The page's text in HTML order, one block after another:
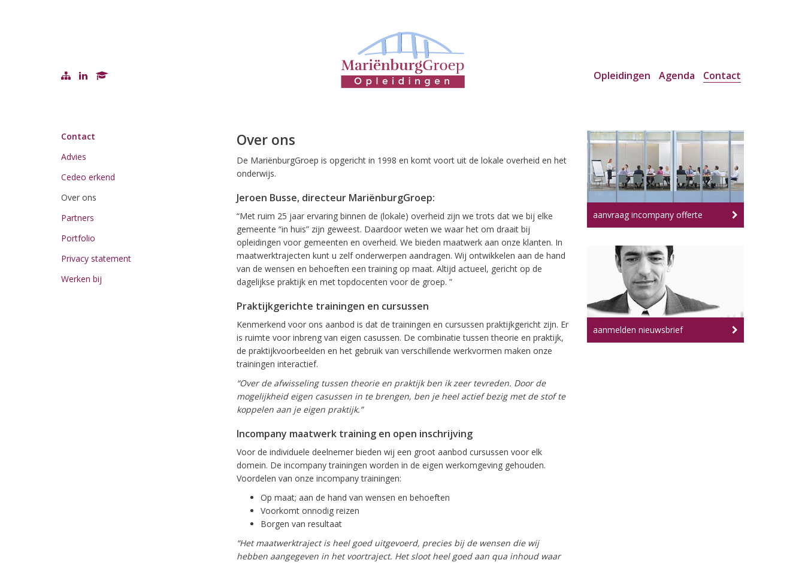
Opleidingen Agenda Contact
Contact
Advies
Cedeo erkend
Over ons
Partners
Portfolio
Privacy statement
Werken bij
Over ons
De MariënburgGroep is opgericht in 1998 en komt voort uit de lokale overheid en het
onderwijs.
Jeroen Busse, directeur MariënburgGroep:
“Met ruim 25 jaar ervaring binnen de (lokale) overheid zijn we trots dat we bij elke
gemeente “in huis” zijn geweest. Daardoor weten we waar het om draait bij
opleidingen voor gemeenten en overheid. We bieden maatwerk aan onze klanten. In
maatwerktrajecten kunt u zelf onderwerpen aandragen. Wij ontwikkelen aan de hand
van de wensen en behoeften een training op maat. Altijd actueel, gericht op de
dagelijkse praktijk en met topdocenten voor de groep. ”
Praktijkgerichte trainingen en cursussen
Kenmerkend voor ons aanbod is dat de trainingen en cursussen praktijkgericht zijn. Er
is ruimte voor inbreng van eigen casussen. De combinatie tussen theorie en praktijk,
de praktijkvoorbeelden en het gebruik van verschillende werkvormen maken onze
trainingen interactief.
“Over de afwisseling tussen theorie en praktijk ben ik zeer tevreden. Door de
mogelijkheid eigen casussen in te brengen, ben je heel actief bezig met de stof te
koppelen aan je eigen praktijk.”
Incompany maatwerk training en open inschrijving
Voor de individuele deelnemer bieden wij een groot aanbod cursussen voor elk
domein. De incompany trainingen worden in de eigen werkomgeving gehouden.
Voordelen van onze incompany trainingen:
Op maat; aan de hand van wensen en behoeften
Voorkomt onnodig reizen
Borgen van resultaat
“Het maatwerktraject is heel goed uitgevoerd, precies bij de wensen die wij
hebben aangegeven in het voortraject. Het sloot heel goed aan qua inhoud waar
aanvraag incompany offerte
aanmelden nieuwsbrief